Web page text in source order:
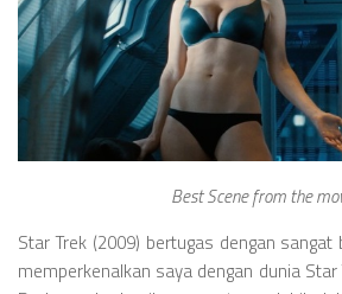
Best Scene from the
Star Trek (2009) bertugas dengan
memperkenalkan saya dengan dunia Star